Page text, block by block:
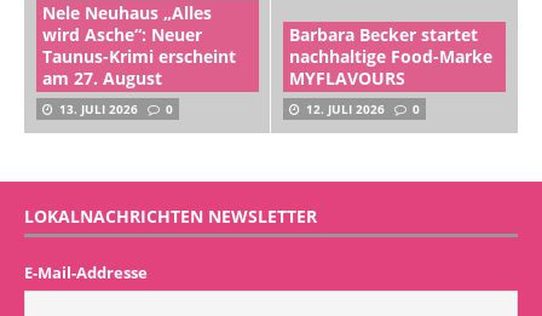
Nele Neuhaus „Alles
wird Asche“: Neuer
Taunus-Krimi erscheint
am 27. August
13. JULI 2026 0
Barbara Becker startet
nachhaltige Food-Marke
MYFLAVOURS
12. JULI 2026 0
LOKALNACHRICHTEN NEWSLETTER
E-Mail-Addresse